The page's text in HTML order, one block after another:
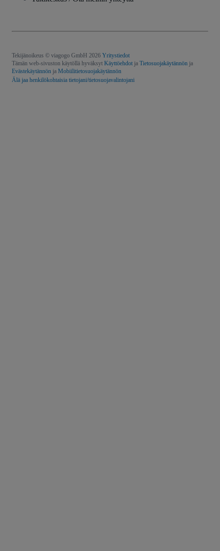
Tekijänoikeus © viagogo GmbH 2026 Yritystiedot
Tämän web-sivuston käytöllä hyväksyt Käyttöehdot ja Tietosuojakäytännön ja
Evästekäytännön ja Mobiilitietosuojakäytännön
Älä jaa henkilökohtaisia tietojani/tietosuojavalintojani